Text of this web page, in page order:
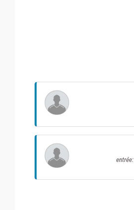
entrée: